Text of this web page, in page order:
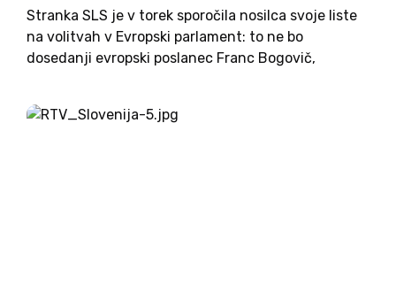
Stranka SLS je v torek sporočila nosilca svoje liste
na volitvah v Evropski parlament: to ne bo
dosedanji evropski poslanec Franc Bogovič,
RTV Slovenija ter komentator aktualne politike v
Uri moči na Planet TV...